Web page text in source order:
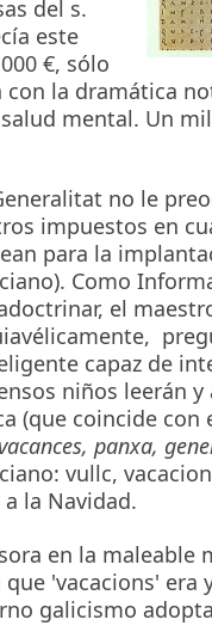
del s.
este
€, sólo
la dramática
mental. Un
no le
impuestos en
para la
Como
el
capaz de
niños leerán
(que coincide
panxa,
vullc,
la Navidad.
en la
'vacacions' era
galicismo